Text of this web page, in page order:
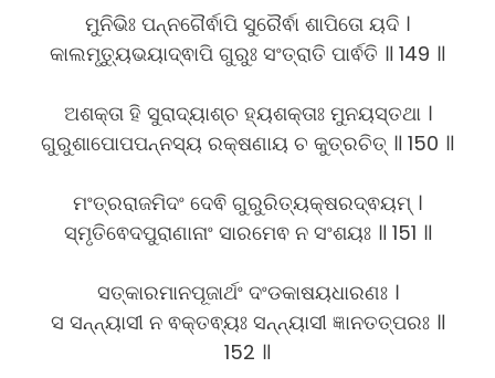
ମୁନିଭିଃ ପନ୍ନଗୈର୍ଵାପି ସୁରୈର୍ଵା ଶାପିତୋ ୟଦି ।
କାଲମୃତ୍ୟୁଭୟାଦ୍ଵାପି ଗୁରୁଃ ସଂତ୍ରାତି ପାର୍ଵତି ॥ 149 ॥
ଅଶକ୍ତା ହି ସୁରାଦ୍ୟାଶ୍ଚ ହ୍ୟଶକ୍ତାଃ ମୁନୟସ୍ତଥା ।
ଗୁରୁଶାପୋପପନ୍ନସ୍ୟ ରକ୍ଷଣାୟ ଚ କୁତ୍ରଚିତ୍ ॥ 150 ॥
ମଂତ୍ରରାଜମିଦଂ ଦେଵି ଗୁରୁରିତ୍ୟକ୍ଷରଦ୍ଵୟମ୍ ।
ସ୍ମୃତିଵେଦପୁରାଣାନାଂ ସାରମେଵ ନ ସଂଶୟଃ ॥ 151 ॥
ସତ୍କାରମାନପୂଜାର୍ଥଂ ଦଂଡକାଷୟଧାରଣଃ ।
ସ ସନ୍ନ୍ୟାସୀ ନ ଵକ୍ତଵ୍ୟଃ ସନ୍ନ୍ୟାସୀ ଜ୍ଞାନତତ୍ପରଃ ॥
152 ॥